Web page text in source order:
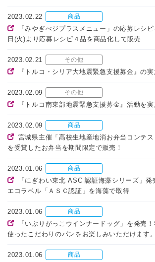
2023.02.22 商品
「みやぎべジプラスメニュー」の応募レシ
日(火)より応募レシピ４品を商品化して販売
2023.02.21 その他
『トルコ・シリア大地震緊急支援募金』の
2023.02.09 その他
『トルコ南東部地震緊急支援募金』活動を
2023.02.09 商品
宮城県主催「高校生地産地消お弁当コンテス
を受賞したお弁当を期間限定で販売！
2023.01.06 商品
「にぎわい東北 ASC 認証海藻シリーズ」
エコラベル「ＡＳＣ認証」を海藻で取得
2023.01.06 商品
「いぶりがっこウインナードッグ」を発売
使ったこだわりのパンをお楽しみいただけます。
2023.01.06 商品